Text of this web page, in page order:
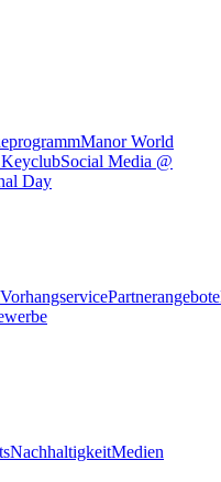
Manor World
Social Media @
Day
VorhangservicePartnerangebote
NachhaltigkeitMedien